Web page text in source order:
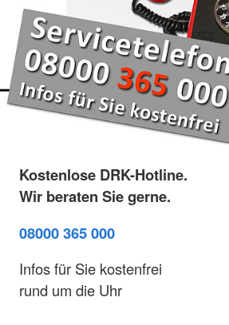
Kostenlose DRK-Hotline.
Wir beraten Sie gerne.
08000 365 000
Infos für Sie kostenfrei
rund um die Uhr